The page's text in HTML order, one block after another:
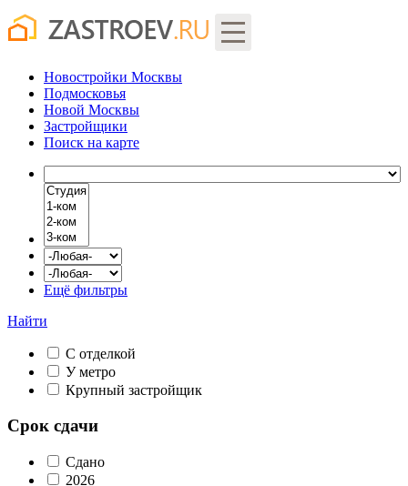
Новостройки Москвы
Подмосковья
Новой Москвы
Застройщики
Поиск на карте
Ещё фильтры
Найти
С отделкой
У метро
Крупный застройщик
Срок сдачи
Сдано
2026